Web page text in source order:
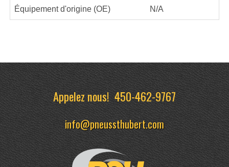
Équipement d'origine (OE) N/A
Appelez nous!450-462-9767
info@pneussthubert.com